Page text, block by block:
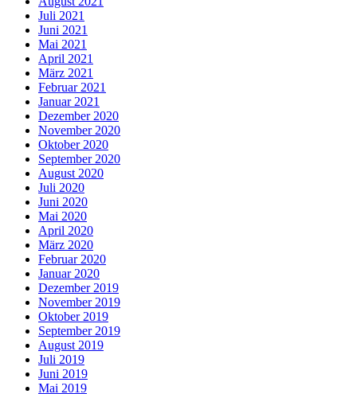
Juli 2021
Juni 2021
Mai 2021
April 2021
März 2021
Februar 2021
Januar 2021
Dezember 2020
November 2020
Oktober 2020
September 2020
August 2020
Juli 2020
Juni 2020
Mai 2020
April 2020
März 2020
Februar 2020
Januar 2020
Dezember 2019
November 2019
Oktober 2019
September 2019
August 2019
Juli 2019
Juni 2019
Mai 2019